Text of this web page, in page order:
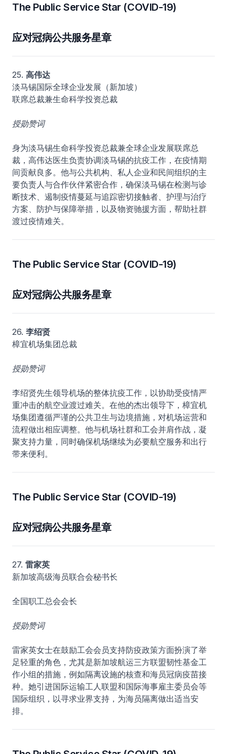
The Public Service Star (COVID-19)
应对冠病公共服务星章
25. 高伟达
淡马锡国际全球企业发展（新加坡）
联席总裁兼生命科学投资总裁
授勋赞词
身为淡马锡生命科学投资总裁兼全球企业发展联席总
裁，高伟达医生负责协调淡马锡的抗疫工作，在疫情期
间贡献良多。他与公共机构、私人企业和民间组织的主
要负责人与合作伙伴紧密合作，确保淡马锡在检测与诊
断技术、遏制疫情蔓延与追踪密切接触者、护理与治疗
方案、防护与保障举措，以及物资驰援方面，帮助社群
渡过疫情难关。
The Public Service Star (COVID-19)
应对冠病公共服务星章
26. 李绍贤
樟宜机场集团总裁
授勋赞词
李绍贤先生领导机场的整体抗疫工作，以协助受疫情严
重冲击的航空业渡过难关。在他的杰出领导下，樟宜机
场集团遵循严谨的公共卫生与边境措施，对机场运营和
流程做出相应调整。他与机场社群和工会并肩作战，凝
聚支持力量，同时确保机场继续为必要航空服务和出行
带来便利。
The Public Service Star (COVID-19)
应对冠病公共服务星章
27. 雷家英
新加坡高级海员联合会秘书长
全国职工总会会长
授勋赞词
雷家英女士在鼓励工会会员支持防疫政策方面扮演了举
足轻重的角色，尤其是新加坡航运三方联盟韧性基金工
作小组的措施，例如隔离设施的核查和海员冠病疫苗接
种。她引进国际运输工人联盟和国际海事雇主委员会等
国际组织，以寻求业界支持，为海员隔离做出适当安
排。